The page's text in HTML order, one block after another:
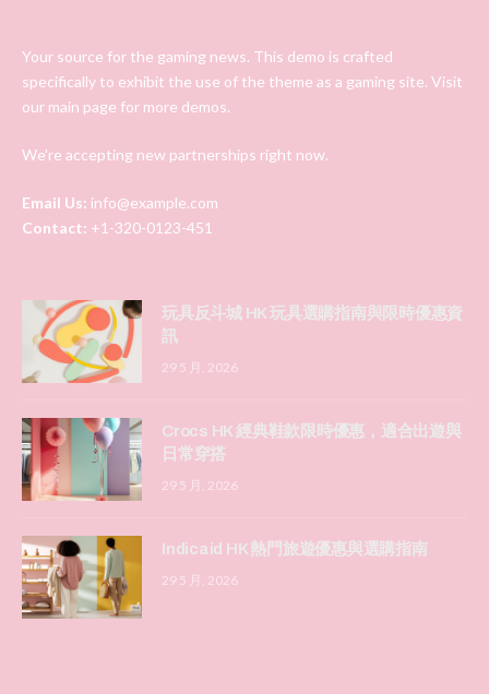
Your source for the gaming news. This demo is crafted
specifically to exhibit the use of the theme as a gaming site. Visit
our main page for more demos.
We're accepting new partnerships right now.
Email Us: info@example.com
Contact: +1-320-0123-451
玩具反斗城 HK 玩具選購指南與限時優惠資
訊
29 5 月, 2026
Crocs HK 經典鞋款限時優惠，適合出遊與
日常穿搭
29 5 月, 2026
Indicaid HK 熱門旅遊優惠與選購指南
29 5 月, 2026